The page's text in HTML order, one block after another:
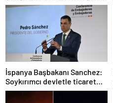
alarmda
İspanya Başbakanı Sanchez:
Soykırımcı devletle ticaret
yapmayız